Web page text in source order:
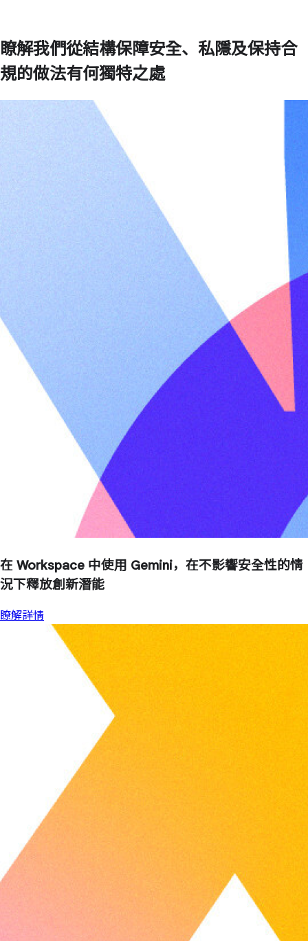
瞭解我們從結構保障安全、私隱及保持合
規的做法有何獨特之處
在 Workspace 中使用 Gemini，在不影響安全性的情
況下釋放創新潛能
瞭解詳情